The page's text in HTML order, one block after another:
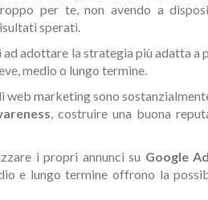
per te, non avendo a
sperati.
adottare la strategia più adatta
medio o lungo termine.
marketing sono
, costruire una buona
i propri annunci su Google
e lungo termine offrono la